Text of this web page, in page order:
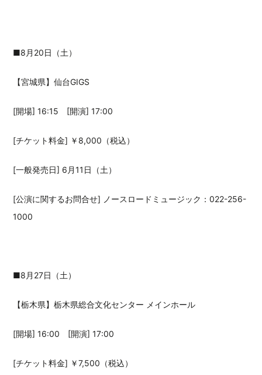
■8月20日（土）
【宮城県】仙台GIGS
[開場] 16:15 [開演] 17:00
[チケット料金] ￥8,000（税込）
[一般発売日] 6月11日（土）
[公演に関するお問合せ] ノースロードミュージック：022-256-
1000
■8月27日（土）
【栃木県】栃木県総合文化センター メインホール
[開場] 16:00 [開演] 17:00
[チケット料金] ￥7,500（税込）